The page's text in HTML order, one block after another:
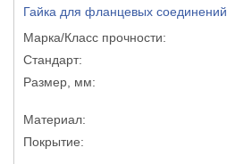
Гайка для фланцевых соединений